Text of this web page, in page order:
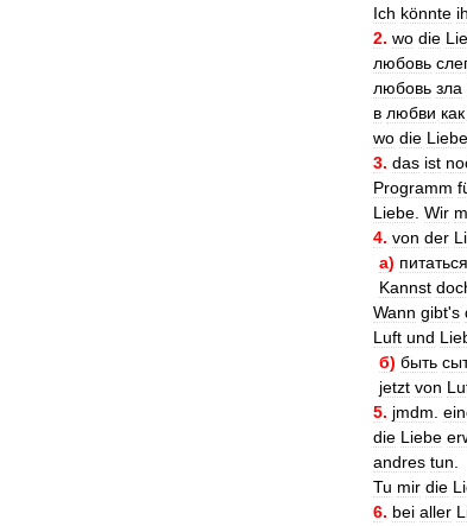
Ich könnte
2. wo die
любовь
любовь зла
в любви как
wo die Liebe
3. das ist
Programm
Liebe Wir
4. von der
а) питаться
Kannst
Wann gibt's
Luft und
б) быть
jetzt von
5. jmdm
die Liebe
andres tun
Tu mir die
6. bei aller